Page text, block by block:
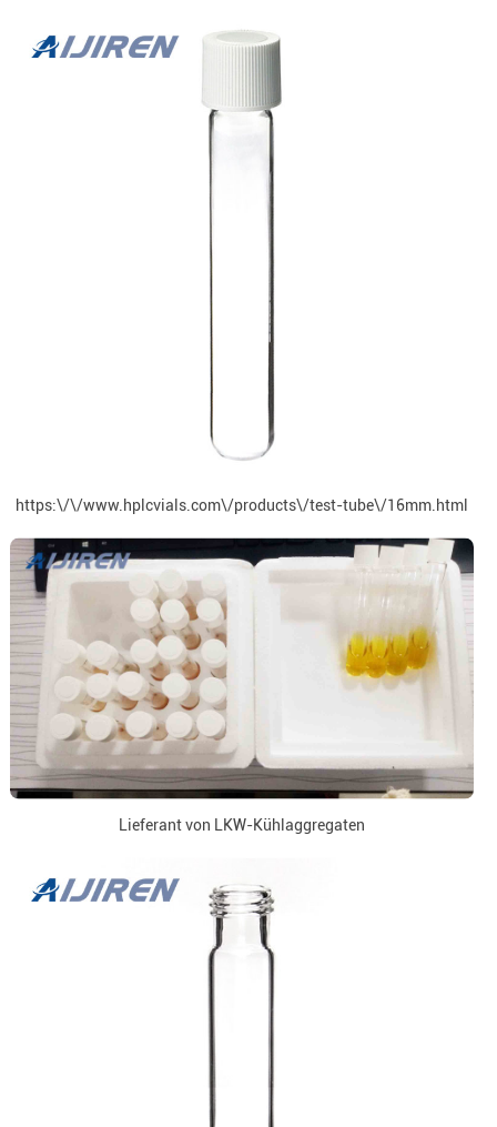
https:\/\/www.hplcvials.com\/products\/test-tube\/16mm.html
Lieferant von LKW-Kühlaggregaten